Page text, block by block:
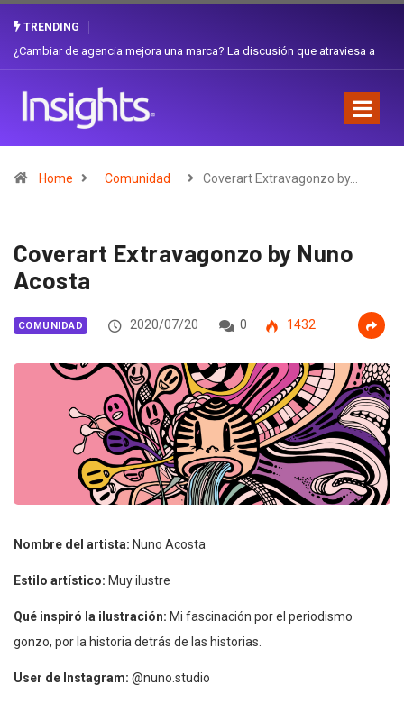
TRENDING
Gabriela Herrera y el arte de cambiarse el sombrero en Corporación
Home Comunidad Coverart Extravagonzo by…
Coverart Extravagonzo by Nuno
Acosta
COMUNIDAD 2020/07/20 0 1432
Nombre del artista: Nuno Acosta
Estilo artístico: Muy ilustre
Qué inspiró la ilustración: Mi fascinación por el periodismo
gonzo, por la historia detrás de las historias.
User de Instagram: @nuno.studio